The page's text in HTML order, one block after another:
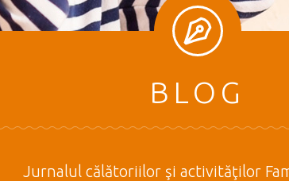
BLOG
Jurnalul călătoriilor şi activităţilor